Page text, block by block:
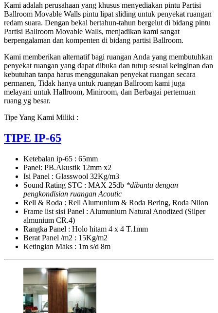
Kami adalah perusahaan yang khusus menyediakan pintu Partisi
Ballroom Movable Walls pintu lipat sliding untuk penyekat ruangan
redam suara. Dengan bekal bertahun-tahun bergelut di bidang pintu
Partisi Ballroom Movable Walls, menjadikan kami sangat
berpengalaman dan kompenten di bidang partisi Ballroom.
Kami memberikan alternatif bagi ruangan Anda yang membutuhkan
penyekat ruangan yang dapat dibuka dan tutup sesuai keinginan dan
kebutuhan tanpa harus menggunakan penyekat ruangan secara
permanen, Tidak hanya untuk ruangan Ballroom kami juga
melayani untuk Hallroom, Miniroom, dan Berbagai pertemuan
ruang yg besar.
Tipe Yang Kami Miliki :
TIPE IP-65
Ketebalan ip-65 : 65mm
Panel: PB.Akustik 12mm x2
Isi Panel : Glasswool 32Kg/m3
Sound Rating STC : MAX 25db *dibantu dengan
pengkondisian ruangan Acoutic
Rell & Roda : Rell Alumunium & Roda Bering, Roda Nilon
Frame list sisi Panel : Alumunium Natural Anodized (Silper
almunium CR.4)
Rangka Panel : Holo hitam 4 x 4 T.1mm
Berat Panel /m2 : 15Kg/m2
Ketingian Maks : 1m s/d 8m